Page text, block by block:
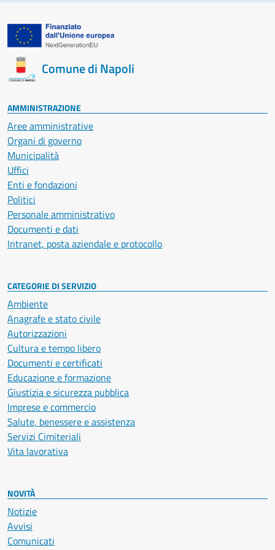
Comune di Napoli
AMMINISTRAZIONE
Aree amministrative
Organi di governo
Municipalità
Uffici
Enti e fondazioni
Politici
Personale amministrativo
Documenti e dati
Intranet, posta aziendale e protocollo
CATEGORIE DI SERVIZIO
Ambiente
Anagrafe e stato civile
Autorizzazioni
Cultura e tempo libero
Documenti e certificati
Educazione e formazione
Giustizia e sicurezza pubblica
Imprese e commercio
Salute, benessere e assistenza
Servizi Cimiteriali
Vita lavorativa
NOVITÀ
Notizie
Avvisi
Comunicati